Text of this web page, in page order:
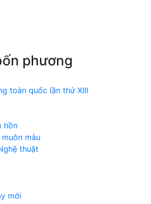
phương
toàn quốc lần thứ XIII
hồn
màu
thuật
mới